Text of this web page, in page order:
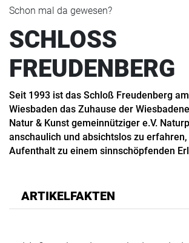
Schon mal da gewesen?
SCHLOSS
FREUDENBERG
Seit 1993 ist das Schloß Freudenberg
Wiesbaden das Zuhause der
Natur & Kunst gemeinnütziger e.V.
anschaulich und absichtslos zu
Aufenthalt zu einem sinnschöpfenden
ARTIKELFAKTEN